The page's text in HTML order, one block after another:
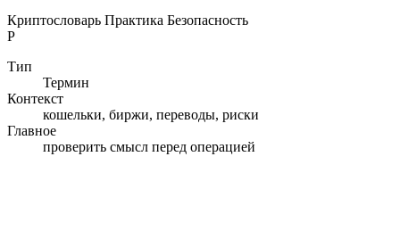
Криптословарь Практика Безопасность
P
Тип
Термин
Контекст
кошельки, биржи, переводы, риски
Главное
проверить смысл перед операцией